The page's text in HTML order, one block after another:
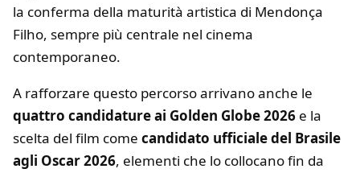
la conferma della maturità artistica di Mendonça
Filho, sempre più centrale nel cinema
contemporaneo.
A rafforzare questo percorso arrivano anche le
quattro candidature ai Golden Globe 2026 e la
scelta del film come candidato ufficiale del Brasile
agli Oscar 2026, elementi che lo collocano fin da